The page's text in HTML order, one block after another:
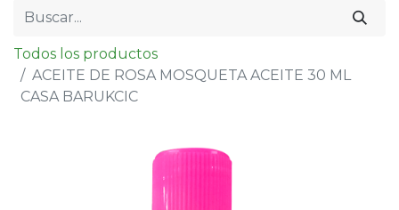
Todos los productos
ACEITE DE ROSA MOSQUETA ACEITE 30 ML
CASA BARUKCIC